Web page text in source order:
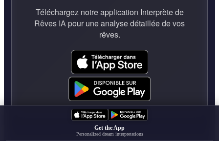
Téléchargez notre application Interprète de
Rêves IA pour une analyse détaillée de vos
rêves.
Get the App
Personalized dream interpretations